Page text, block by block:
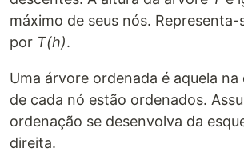
máximo de seus nós. Representa-
por T(h).
Uma árvore ordenada é aquela
de cada nó estão ordenados.
ordenação se desenvolva da
direita.